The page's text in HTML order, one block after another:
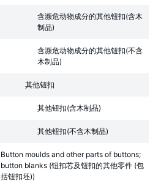
含濒危动物成分的其他钮扣(含木
制品)
含濒危动物成分的其他钮扣(不含
木制品)
其他钮扣
其他钮扣(含木制品)
其他钮扣(不含木制品)
Button moulds and other parts of buttons;
button blanks (钮扣芯及钮扣的其他零件 (包
括钮扣坯))